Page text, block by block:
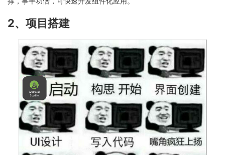
2、项目搭建